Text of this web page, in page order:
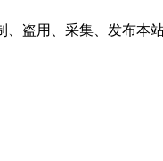
盗用、采集、发布本